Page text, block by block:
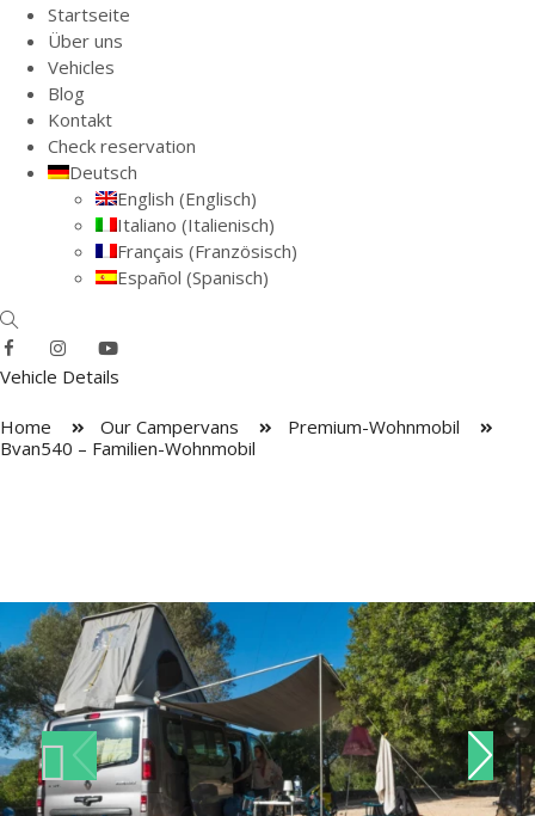
Startseite
Über uns
Vehicles
Blog
Kontakt
Check reservation
Deutsch
English (Englisch)
Italiano (Italienisch)
Français (Französisch)
Español (Spanisch)
Vehicle Details
Home Our Campervans
Premium-Wohnmobil
Bvan540 – Familien-Wohnmobil